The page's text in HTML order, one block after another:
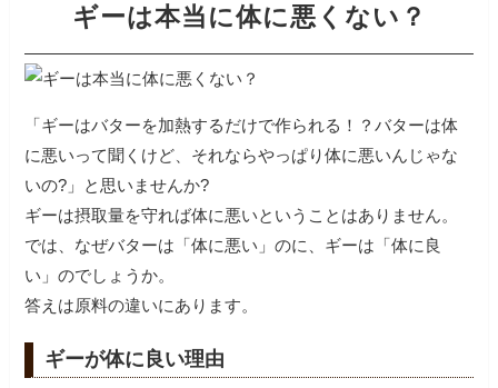
ギーは本当に体に悪くない？
「ギーはバターを加熱するだけで作られる！？バターは体
に悪いって聞くけど、それならやっぱり体に悪いんじゃな
いの?」と思いませんか?
ギーは摂取量を守れば体に悪いということはありません。
では、なぜバターは「体に悪い」のに、ギーは「体に良
い」のでしょうか。
答えは原料の違いにあります。
ギーが体に良い理由